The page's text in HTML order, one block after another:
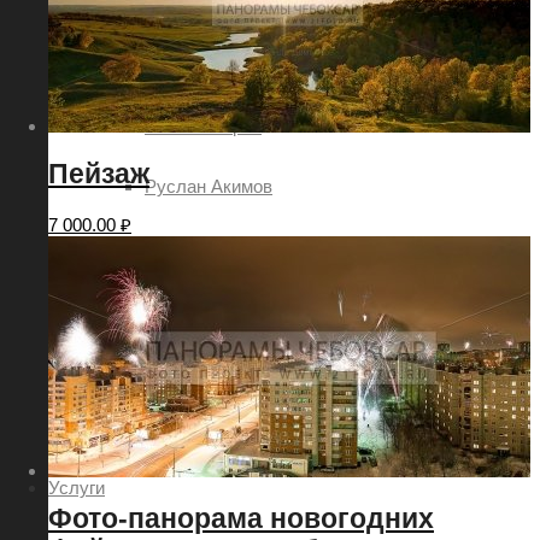
Евгений Шаров
Наталия Овсянникова
Роман Петров
Руслан Акимов
Татьяна Шоглева
Никита Ядровский
Дмитрий Леонтьев
Услуги
Пейзаж
7 000.00 ₽
Фото-панорама новогодних